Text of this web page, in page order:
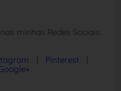
minhas Redes Sociais:
Pinterest